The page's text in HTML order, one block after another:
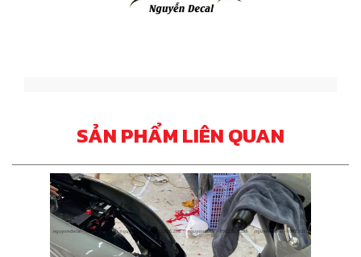
SẢN PHẨM LIÊN QUAN